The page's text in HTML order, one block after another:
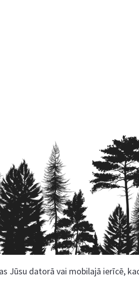
Jūsu datorā vai mobilajā ierīcē,